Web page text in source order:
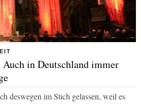
in Deutschland immer
deswegen im Stich gelassen, weil es